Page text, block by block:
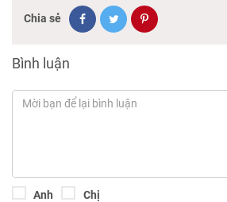
Chia sẻ
Bình luận
Anh Chị